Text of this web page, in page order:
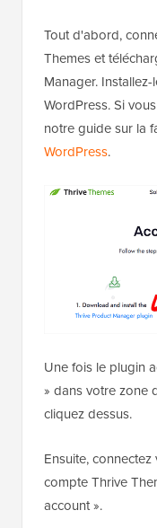
Tout d'abord,
Themes et
Manager.
WordPress. Si
notre guide sur la
WordPress.
Une fois le plugin
» dans votre zone
cliquez dessus.
Ensuite,
compte Thrive
account ».